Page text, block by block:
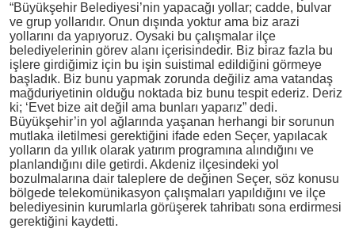
“Büyükşehir Belediyesi’nin yapacağı yollar; cadde, bulvar
ve grup yollarıdır. Onun dışında yoktur ama biz arazi
yollarını da yapıyoruz. Oysaki bu çalışmalar ilçe
belediyelerinin görev alanı içerisindedir. Biz biraz fazla bu
işlere girdiğimiz için bu işin suistimal edildiğini görmeye
başladık. Biz bunu yapmak zorunda değiliz ama vatandaş
mağduriyetinin olduğu noktada biz bunu tespit ederiz. Deriz
ki; ‘Evet bize ait değil ama bunları yaparız” dedi.
Büyükşehir’in yol ağlarında yaşanan herhangi bir sorunun
mutlaka iletilmesi gerektiğini ifade eden Seçer, yapılacak
yolların da yıllık olarak yatırım programına alındığını ve
planlandığını dile getirdi. Akdeniz ilçesindeki yol
bozulmalarına dair taleplere de değinen Seçer, söz konusu
bölgede telekomünikasyon çalışmaları yapıldığını ve ilçe
belediyesinin kurumlarla görüşerek tahribatı sona erdirmesi
gerektiğini kaydetti.